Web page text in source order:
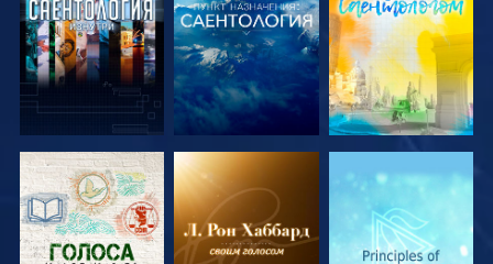
СМОТРЕТЬ
ПЕРЕДАЧИ
СМОТРЕТЬ
ПЕРЕДАЧИ
СМОТРЕТЬ
ПЕРЕДАЧИ